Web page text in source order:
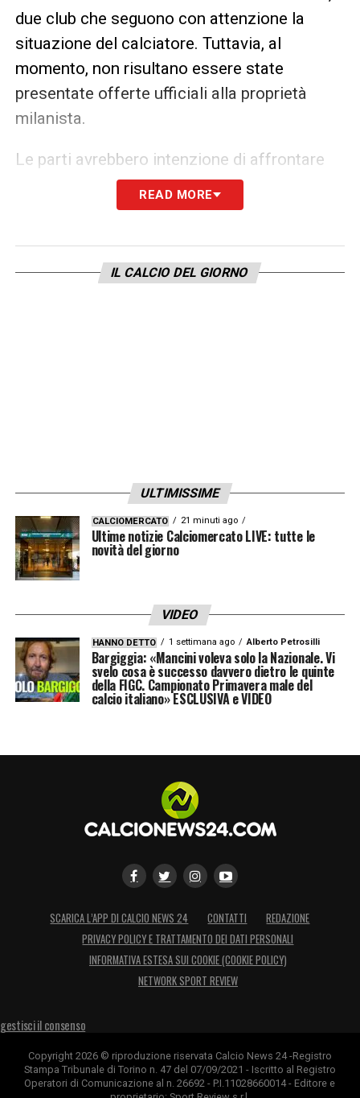
due club che seguono con attenzione la
situazione del calciatore. Tuttavia, al
momento, non risultano essere state
presentate offerte ufficiali alla proprietà
milanista.
Le parti avrebbero intenzione di affrontare
concretamente il tema del rinnovo dopo la
conclusione delMondiale, con l’obiettivo di
del Milan appare chiaro:Pulisic è
considerato una pedina fondamentale per
READ MORE
IL CALCIO DEL GIORNO
ULTIMISSIME
CALCIOMERCATO 21 minuti ago
Ultime notizie Calciomercato LIVE: tutte le
novità del giorno
VIDEO
HANNO DETTO 1 settimana ago Alberto Petrosilli
Bargiggia: «Mancini voleva solo la Nazionale. Vi
svelo cosa è successo davvero dietro le quinte
della FIGC. Campionato Primavera male del
calcio italiano» ESCLUSIVA e VIDEO
SCARICA L’APP DI CALCIO NEWS 24 CONTATTI
REDAZIONE
PRIVACY POLICY E TRATTAMENTO DEI DATI PERSONALI
INFORMATIVA ESTESA SUI COOKIE (COOKIE POLICY)
NETWORK SPORT REVIEW
gestisci il consenso
Copyright 2026 © riproduzione riservata Calcio News 24 -Registro
Stampa Tribunale di Torino n. 47 del 07/09/2021 - Iscritto al Registro
Operatori di Comunicazione al n. 26692 - P.I.11028660014 - Editore e